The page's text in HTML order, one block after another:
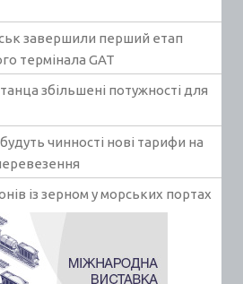
завершили перший етап
термінала GAT
збільшені потужності для
чинності нові тарифи на
із зерном у морських портах